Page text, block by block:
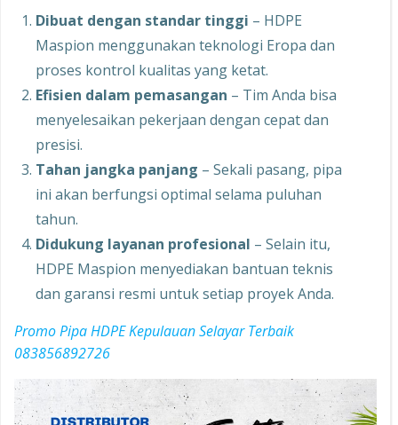
Dibuat dengan standar tinggi – HDPE
Maspion menggunakan teknologi Eropa dan
proses kontrol kualitas yang ketat.
Efisien dalam pemasangan – Tim Anda bisa
menyelesaikan pekerjaan dengan cepat dan
presisi.
Tahan jangka panjang – Sekali pasang, pipa
ini akan berfungsi optimal selama puluhan
tahun.
Didukung layanan profesional – Selain itu,
HDPE Maspion menyediakan bantuan teknis
dan garansi resmi untuk setiap proyek Anda.
Promo Pipa HDPE Kepulauan Selayar Terbaik
083856892726